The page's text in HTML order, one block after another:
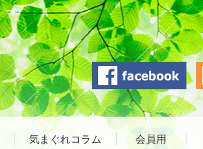
気まぐれコラム 会員用